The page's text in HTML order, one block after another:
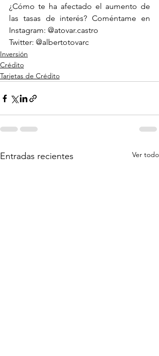
¿Cómo te ha afectado el aumento de
las tasas de interés? Coméntame en
Instagram: @atovar.castro
Twitter: @albertotovarc
Inversión
Crédito
Tarjetas de Crédito
Entradas recientes Ver todo